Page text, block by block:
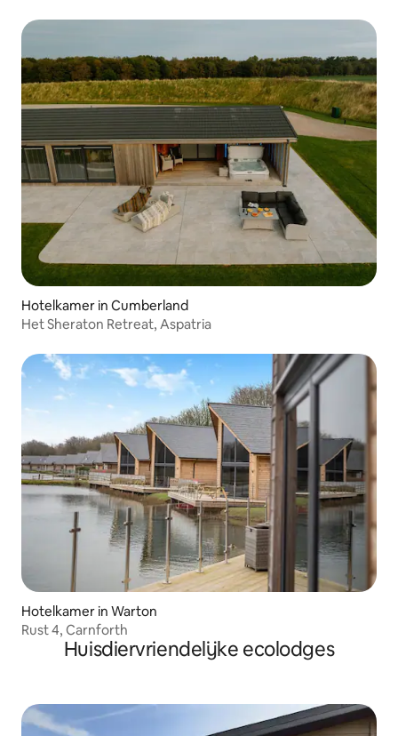
Hotelkamer in Cumberland
Het Sheraton Retreat, Aspatria
Hotelkamer in Warton
Rust 4, Carnforth
Huisdiervriendelijke ecolodges